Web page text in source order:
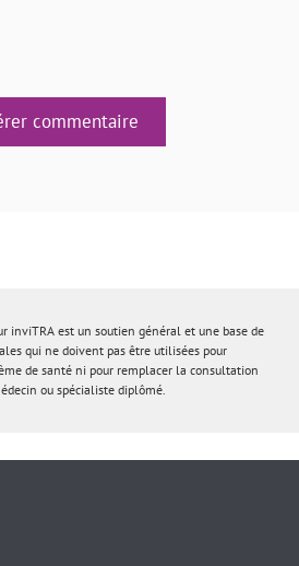
commentaire
inviTRA est un soutien général et une base de
qui ne doivent pas être utilisées pour
de santé ni pour remplacer la consultation
ou spécialiste diplômé.